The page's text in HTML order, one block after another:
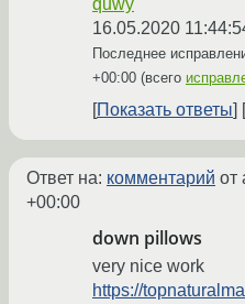
quwy
16.05.2020
Последнее
+00:00 (всего
Показать ответы
Ответ на: комментарий от
+00:00
down pillows
very nice work
https://